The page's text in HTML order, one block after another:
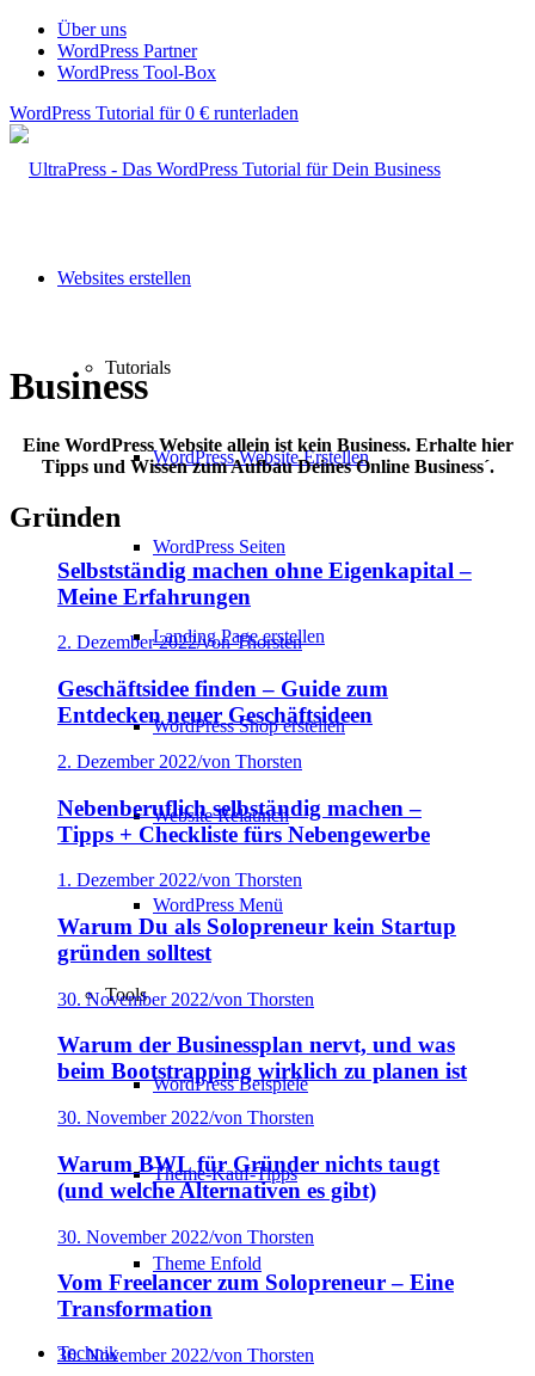
Über uns
WordPress Partner
WordPress Tool-Box
WordPress Tutorial für 0 € runterladen
Websites erstellen
Tutorials
WordPress Website Erstellen
WordPress Seiten
Landing Page erstellen
WordPress Shop erstellen
Website Relaunch
WordPress Menü
Tools
WordPress Beispiele
Theme-Kauf-Tipps
Theme Enfold
Technik
Business
Eine WordPress Website allein ist kein Business. Erhalte hier
Tipps und Wissen zum Aufbau Deines Online Business´.
Gründen
Selbstständig machen ohne Eigenkapital –
Meine Erfahrungen
2. Dezember 2022/von Thorsten
Geschäftsidee finden – Guide zum
Entdecken neuer Geschäftsideen
2. Dezember 2022/von Thorsten
Nebenberuflich selbständig machen –
Tipps + Checkliste fürs Nebengewerbe
1. Dezember 2022/von Thorsten
Warum Du als Solopreneur kein Startup
gründen solltest
30. November 2022/von Thorsten
Warum der Businessplan nervt, und was
beim Bootstrapping wirklich zu planen ist
30. November 2022/von Thorsten
Warum BWL für Gründer nichts taugt
(und welche Alternativen es gibt)
30. November 2022/von Thorsten
Vom Freelancer zum Solopreneur – Eine
Transformation
30. November 2022/von Thorsten